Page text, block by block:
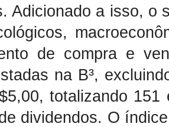
Adicionado a isso, o
de compra e
na B³,
totalizando
dividendos. O